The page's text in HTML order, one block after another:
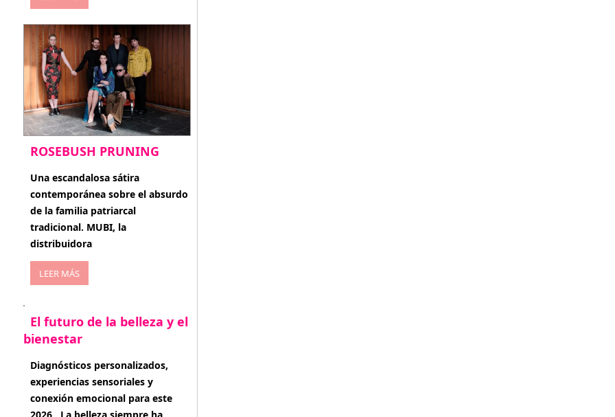
ROSEBUSH PRUNING
enero 20, 2026
Una escandalosa sátira
contemporánea sobre el absurdo
de la familia patriarcal
tradicional. MUBI, la
distribuidora
LEER MÁS
El futuro de la belleza y el
bienestar
enero 15, 2026
Diagnósticos personalizados,
experiencias sensoriales y
conexión emocional para este